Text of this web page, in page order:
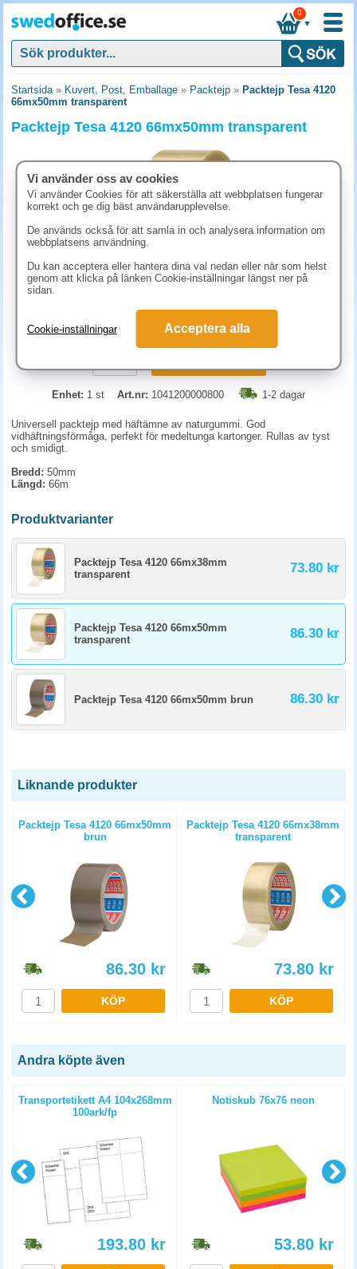
▼
0
Startsida» Kuvert, Post, Emballage » Packtejp » Packtejp Tesa 4120
66mx50mm transparent
Packtejp Tesa 4120 66mx50mm transparent
86.30 kr (inkl. moms)
Enhet: 1 st Art.nr: 1041200000800 1-2 dagar
Universell packtejp med häftämne av naturgummi. God
vidhäftningsförmåga, perfekt för medeltunga kartonger. Rullas av tyst
och smidigt.
Bredd: 50mm
Längd: 66m
Produktvarianter
Packtejp Tesa 4120 66mx38mm
transparent
73.80 kr
Packtejp Tesa 4120 66mx50mm
transparent
86.30 kr
Packtejp Tesa 4120 66mx50mm brun 86.30 kr
Liknande produkter
Packtejp Tesa 4120 66mx50mm
brun
86.30 kr
KÖP
Packtejp Tesa 4120 66mx38mm
transparent
73.80 kr
KÖP
Andra köpte även
Transportetikett A4 104x268mm
100ark/fp
193.80 kr
Notiskub 76x76 neon
53.80 kr
Vi använder oss av cookies
Vi använder Cookies för att säkerställa att webbplatsen fungerar
korrekt och ge dig bäst användarupplevelse.
De används också för att samla in och analysera information om
webbplatsens användning.
Du kan acceptera eller hantera dina val nedan eller när som helst
genom att klicka på länken Cookie-inställningar längst ner på
sidan.
Cookie-inställningar Acceptera alla